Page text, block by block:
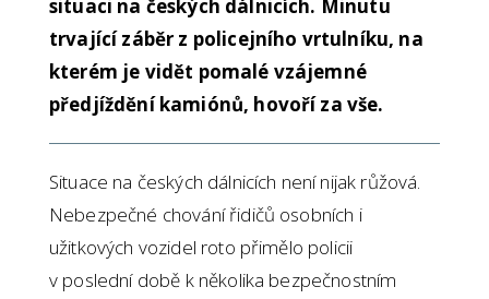
situaci na českých dálnicích. Minutu
trvající záběr z policejního vrtulníku, na
kterém je vidět pomalé vzájemné
předjíždění kamiónů, hovoří za vše.
Situace na českých dálnicích není nijak růžová.
Nebezpečné chování řidičů osobních i
užitkových vozidel roto přimělo policii
v poslední době k několika bezpečnostním